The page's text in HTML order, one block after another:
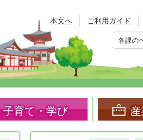
本文へ ご利用ガイド
各課の
子育て・学び